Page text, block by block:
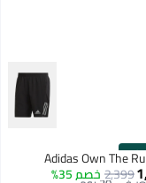
Adidas Own The
2,399خصم 35% 30 يوم